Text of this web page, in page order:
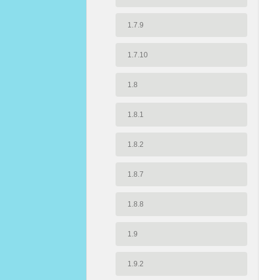
1.7.9
1.7.10
1.8
1.8.1
1.8.2
1.8.7
1.8.8
1.9
1.9.2